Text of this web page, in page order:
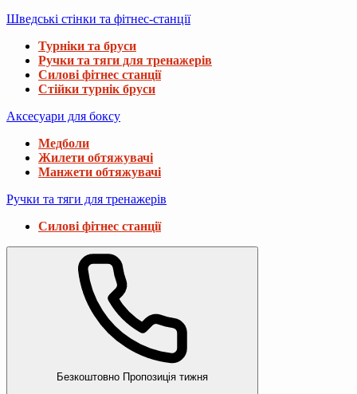
Шведські стінки та фітнес-станції
Турніки та бруси
Ручки та тяги для тренажерів
Силові фітнес станції
Стійки турнік бруси
Аксесуари для боксу
Медболи
Жилети обтяжувачі
Манжети обтяжувачі
Ручки та тяги для тренажерів
Силові фітнес станції
Безкоштовно Пропозиція тижня